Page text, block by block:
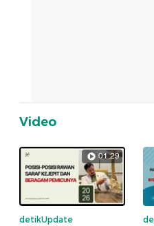
Video
01:29
detikUpdate